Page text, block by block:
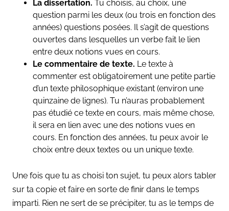
La dissertation. Tu choisis, au choix, une
question parmi les deux (ou trois en fonction des
années) questions posées. Il s’agit de questions
ouvertes dans lesquelles un verbe fait le lien
entre deux notions vues en cours.
Le commentaire de texte. Le texte à
commenter est obligatoirement une petite partie
d’un texte philosophique existant (environ une
quinzaine de lignes). Tu n’auras probablement
pas étudié ce texte en cours, mais même chose,
il sera en lien avec une des notions vues en
cours. En fonction des années, tu peux avoir le
choix entre deux textes ou un unique texte.
Une fois que tu as choisi ton sujet, tu peux alors tabler
sur ta copie et faire en sorte de finir dans le temps
imparti. Rien ne sert de se précipiter, tu as le temps de